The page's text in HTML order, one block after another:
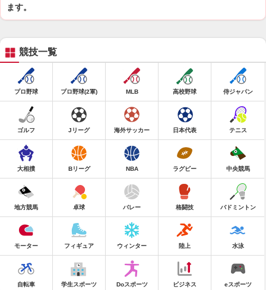
ます。
競技一覧
プロ野球 プロ野球(2軍) MLB 高校野球 侍ジャパン
ゴルフ Jリーグ 海外サッカー 日本代表 テニス
大相撲 Bリーグ NBA ラグビー 中央競馬
地方競馬 卓球 バレー 格闘技 バドミントン
モーター フィギュア ウィンター 陸上 水泳
自転車 学生スポーツ Doスポーツ ビジネス eスポーツ